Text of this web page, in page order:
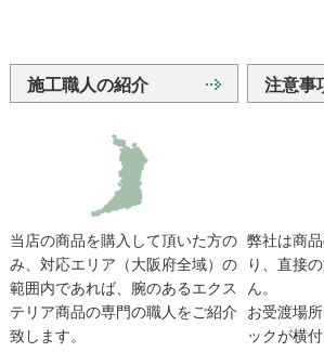
施工職人の紹介
当店の商品を購入して頂いた方の
み、対応エリア（大阪府全域）の
範囲内であれば、腕のあるエクス
テリア商品の専門の職人をご紹介
致します。
注意事
弊社は商
り、直接
ん。
お受渡場
ックが横